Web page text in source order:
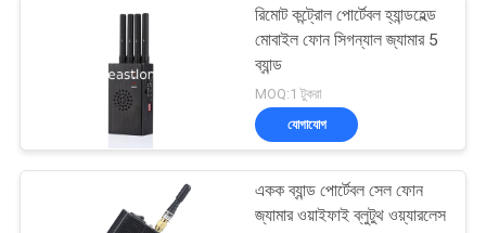
5G জ্যামার
রিমোট কন্ট্রোল পোর্টেবল হ্যান্ডহেল্ড
মোবাইল ফোন সিগন্যাল জ্যামার 5
ব্যান্ড
MOQ:1 টুকরা
যোগাযোগ
একক ব্যান্ড পোর্টেবল সেল ফোন
জ্যামার ওয়াইফাই ব্লুটুথ ওয়্যারলেস